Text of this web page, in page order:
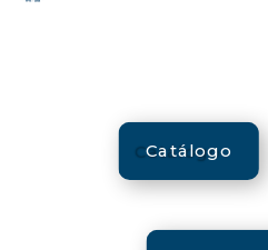
Catálogo